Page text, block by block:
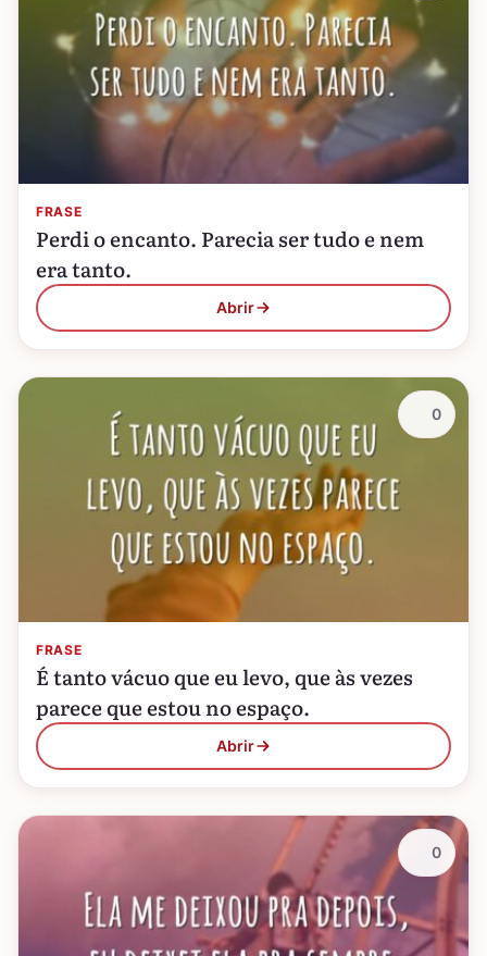
FRASE
Perdi o encanto. Parecia ser tudo e nem
era tanto.
Abrir
FRASE
É tanto vácuo que eu levo, que às vezes
parece que estou no espaço.
Abrir
0
0